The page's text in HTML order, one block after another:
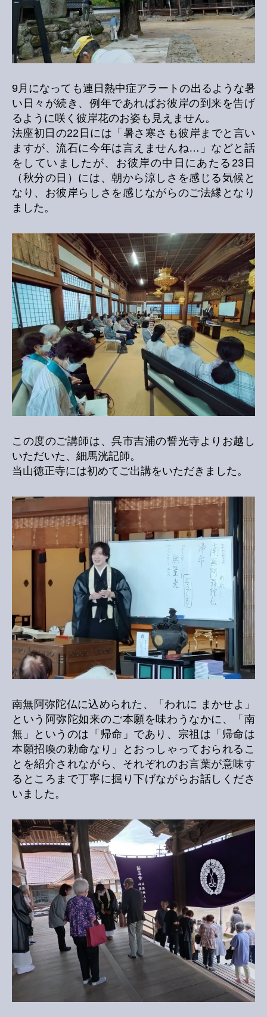
9月になっても連日熱中症アラートの出るような暑
い日々が続き、例年であればお彼岸の到来を告げ
るように咲く彼岸花のお姿も見えません。
法座初日の22日には「暑さ寒さも彼岸までと言い
ますが、流石に今年は言えませんね…」などと話
をしていましたが、お彼岸の中日にあたる23日
（秋分の日）には、朝から涼しさを感じる気候と
なり、お彼岸らしさを感じながらのご法縁となり
ました。
この度のご講師は、呉市吉浦の誓光寺よりお越し
いただいた、細馬洸記師。
当山徳正寺には初めてご出講をいただきました。
南無阿弥陀仏に込められた、「われに まかせよ」
という阿弥陀如来のご本願を味わうなかに、「南
無」というのは「帰命」であり、宗祖は「帰命は
本願招喚の勅命なり」とおっしゃっておられるこ
とを紹介されながら、それぞれのお言葉が意味す
るところまで丁寧に掘り下げながらお話しくださ
いました。